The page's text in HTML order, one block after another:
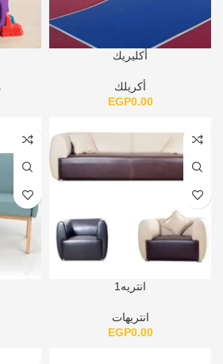
أكليريك
أكريلك
EGP0.00
انتريه1
انتريهات
EGP0.00